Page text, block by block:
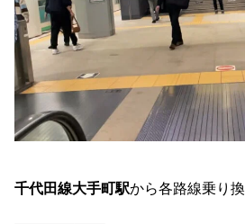
千代田線大手町駅から各路線乗り換